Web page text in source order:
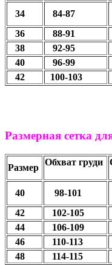
34 84-87
36 88-91
38
92-95
40
96-99
42
100-103
Размерная сетка
Размер
Обхват груди
40 98-101
42 102-105
44
106-109
46
110-113
48
114-115